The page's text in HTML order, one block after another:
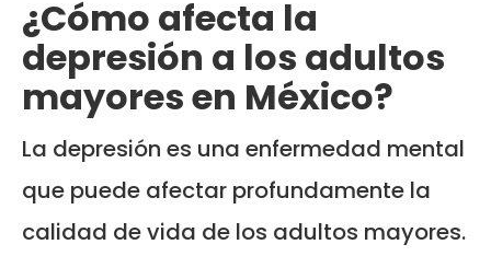
¿Cómo afecta la
depresión a los adultos
mayores en México?
La depresión es una enfermedad mental
que puede afectar profundamente la
calidad de vida de los adultos mayores.